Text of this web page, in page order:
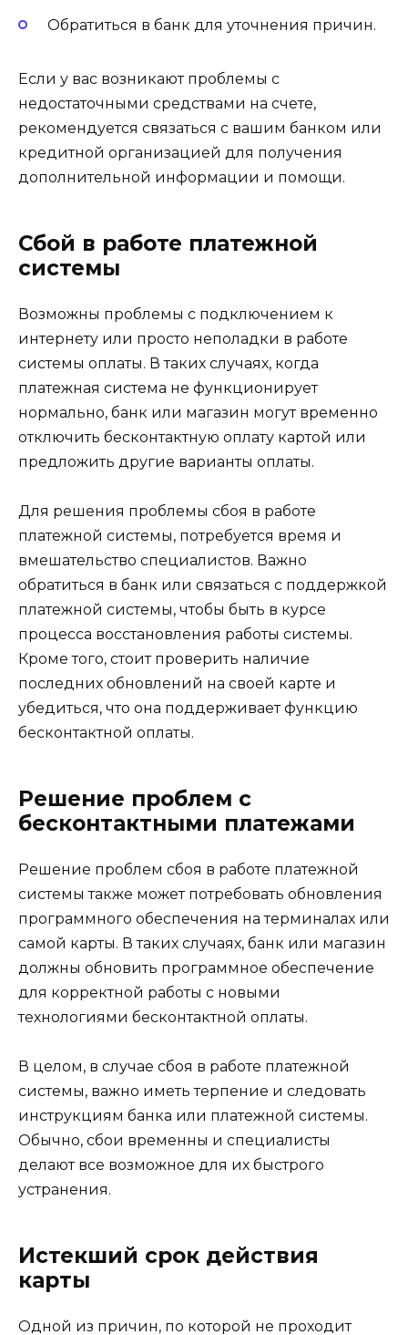
Обратиться в банк для уточнения причин.
Если у вас возникают проблемы с
недостаточными средствами на счете,
рекомендуется связаться с вашим банком или
кредитной организацией для получения
дополнительной информации и помощи.
Сбой в работе платежной
системы
Возможны проблемы с подключением к
интернету или просто неполадки в работе
системы оплаты. В таких случаях, когда
платежная система не функционирует
нормально, банк или магазин могут временно
отключить бесконтактную оплату картой или
предложить другие варианты оплаты.
Для решения проблемы сбоя в работе
платежной системы, потребуется время и
вмешательство специалистов. Важно
обратиться в банк или связаться с поддержкой
платежной системы, чтобы быть в курсе
процесса восстановления работы системы.
Кроме того, стоит проверить наличие
последних обновлений на своей карте и
убедиться, что она поддерживает функцию
бесконтактной оплаты.
Решение проблем с
бесконтактными платежами
Решение проблем сбоя в работе платежной
системы также может потребовать обновления
программного обеспечения на терминалах или
самой карты. В таких случаях, банк или магазин
должны обновить программное обеспечение
для корректной работы с новыми
технологиями бесконтактной оплаты.
В целом, в случае сбоя в работе платежной
системы, важно иметь терпение и следовать
инструкциям банка или платежной системы.
Обычно, сбои временны и специалисты
делают все возможное для их быстрого
устранения.
Истекший срок действия
карты
Одной из причин, по которой не проходит